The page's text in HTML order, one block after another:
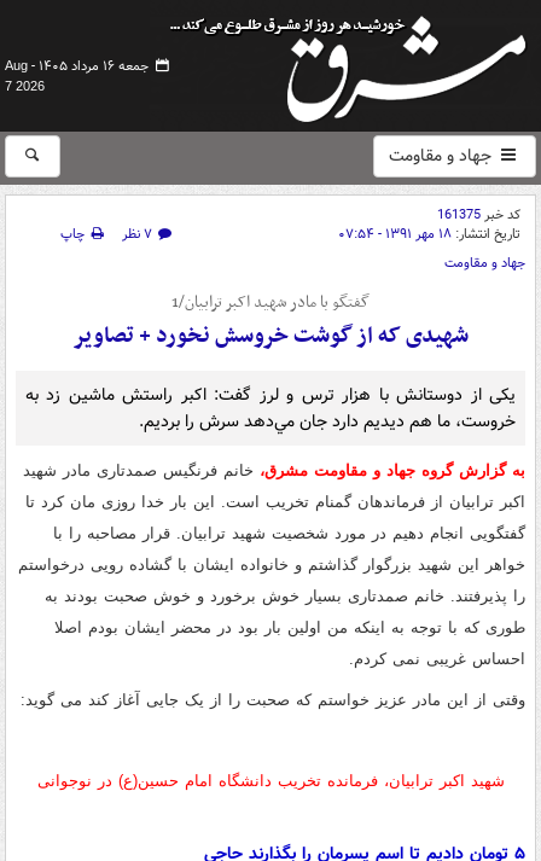
جمعه ۱۶ مرداد ۱۴۰۵ -
Aug
7 2026
جهاد و مقاومت
کد خبر161375
تاریخ انتشار: ۱۸ مهر ۱۳۹۱ - ۰۷:۵۴ ۷ نظر
چاپ
جهاد و مقاومت
گفتگو با مادر شهید اکبر ترابیان/1
شهیدی که از گوشت خروسش نخورد + تصاویر
یکی از دوستانش با هزار ترس و لرز گفت: اکبر راستش ماشين زد به
خروست، ما هم ديديم دارد جان مي‌دهد سرش را برديم.
به گزارش گروه جهاد و مقاومت مشرق، خانم فرنگیس صمدتاری مادر شهید
اکبر ترابیان از فرماندهان گمنام تخریب است.
این بار خدا روزی مان کرد تا
گفتگویی انجام دهیم در مورد شخصیت شهید ترابیان. قرار مصاحبه را با
خواهر این شهید بزرگوار گذاشتم و خانواده ایشان با گشاده رویی درخواستم
را پذیرفتند. خانم صمدتاری بسیار خوش برخورد و خوش صحبت بودند به
طوری که با توجه به اینکه من اولین بار بود در محضر ایشان بودم اصلا
احساس غریبی نمی کردم.
وقتی از این مادر عزیز خواستم که صحبت را از یک جایی آغاز کند می گوید :
شهید اکبر ترابیان، فرمانده تخریب دانشگاه امام حسین(ع) در نوجوانی
۵ تومان دادیم تا اسم پسرمان را بگذارند حاجی